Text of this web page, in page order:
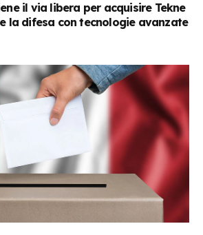
il via libera per acquisire Tekne
la difesa con tecnologie avanzate